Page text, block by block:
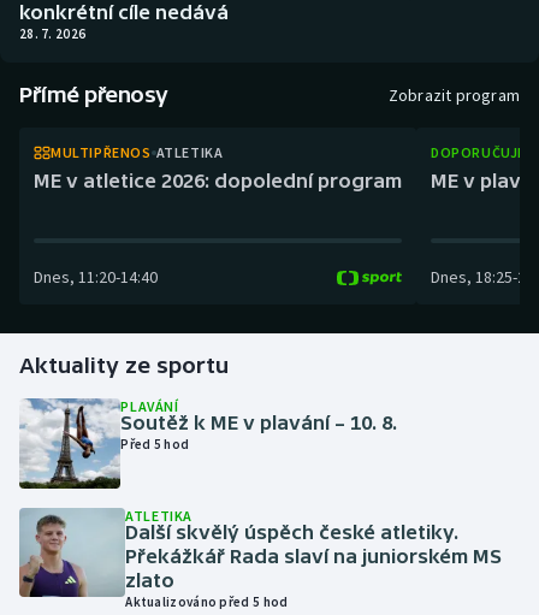
Box
Curling
Dostihy
Gymnastika
Házená
Jezdectví
Judo
Krasobruslení
konkrétní cíle nedává
28. 7. 2026
Přímé přenosy Zobrazit program
MULTIPŘENOS ATLETIKA
ME v atletice 2026: dopolední program
Dnes, 11:20-14:40
ME v
Dnes, 18:25-
Aktuality ze sportu
PLAVÁNÍ
Soutěž k ME v plavání – 10. 8.
Před 5 hod
ATLETIKA
Další skvělý úspěch české atletiky.
Překážkář Rada slaví na juniorském MS
zlato
Aktualizováno před 5 hod